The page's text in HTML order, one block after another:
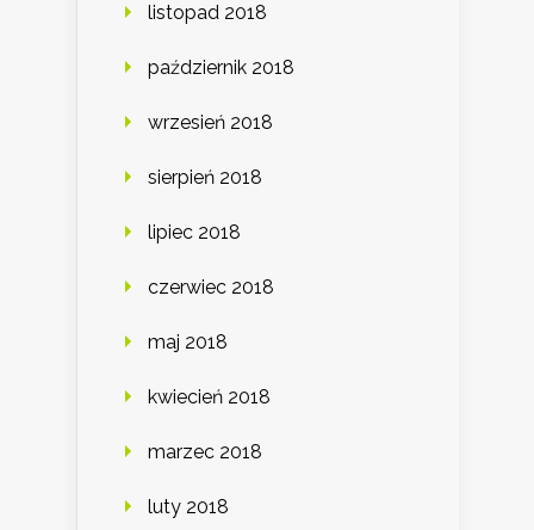
listopad 2018
październik 2018
wrzesień 2018
sierpień 2018
lipiec 2018
czerwiec 2018
maj 2018
kwiecień 2018
marzec 2018
luty 2018